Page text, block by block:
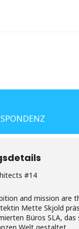
#14
and mission are
Mette Skjold
Büros SLA, das